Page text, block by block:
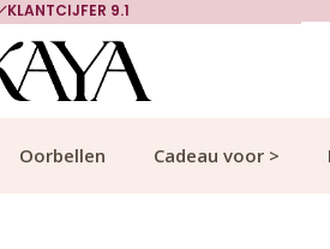
TEVREDEN KLANTEN
Oorbellen Cadeau voor >